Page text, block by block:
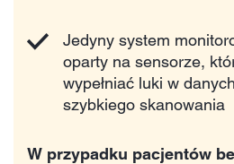
Jedyny system
oparty na sensorze,
wypełniać luki w
szybkiego skanowania
W przypadku pacjentów